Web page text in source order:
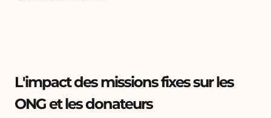
L'impact des missions fixes sur les
ONG et les donateurs